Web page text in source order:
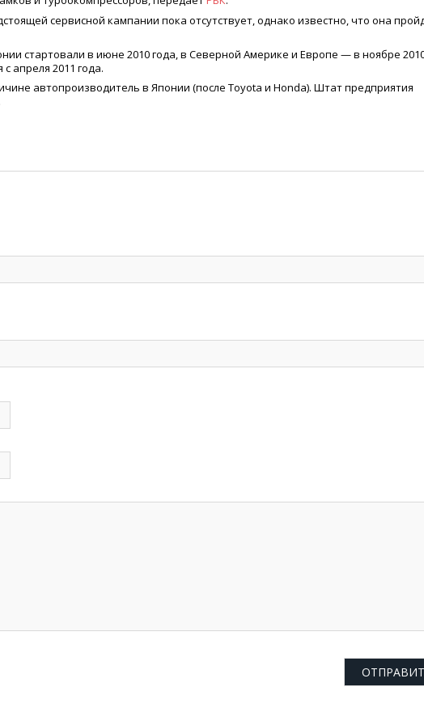
сервисной кампании пока отсутствует, однако известно, что она
стартовали в июне 2010 года, в Северной Америке и Европе — в ноябре
апреля 2011 года.
автопроизводитель в Японии (после Toyota и Honda). Штат предприятия